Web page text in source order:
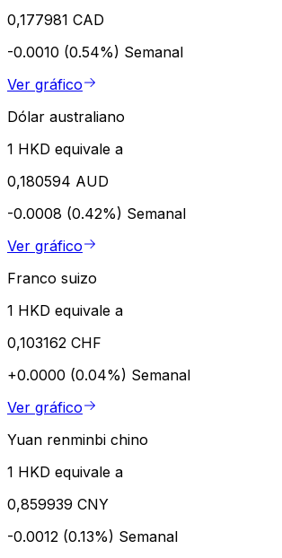
0,177981 CAD
-0.0010 (0.54%) Semanal
Ver gráfico
Dólar australiano
1 HKD equivale a
0,180594 AUD
-0.0008 (0.42%) Semanal
Ver gráfico
Franco suizo
1 HKD equivale a
0,103162 CHF
+0.0000 (0.04%) Semanal
Ver gráfico
Yuan renminbi chino
1 HKD equivale a
0,859939 CNY
-0.0012 (0.13%) Semanal